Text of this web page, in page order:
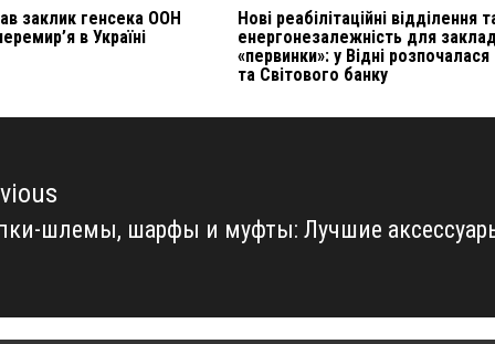
заклик генсека ООН
в Україні
Нові реабілітаційні відділення
енергонезалежність для
«первинки»: у Відні
та Світового банку
шлемы, шарфы и муфты: Лучшие